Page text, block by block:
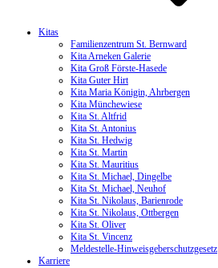
Kitas
Familienzentrum St. Bernward
Kita Arneken Galerie
Kita Groß Förste-Hasede
Kita Guter Hirt
Kita Maria Königin, Ahrbergen
Kita Münchewiese
Kita St. Altfrid
Kita St. Antonius
Kita St. Hedwig
Kita St. Martin
Kita St. Mauritius
Kita St. Michael, Dingelbe
Kita St. Michael, Neuhof
Kita St. Nikolaus, Barienrode
Kita St. Nikolaus, Ottbergen
Kita St. Oliver
Kita St. Vincenz
Meldestelle-Hinweisgeberschutzgesetz
Karriere